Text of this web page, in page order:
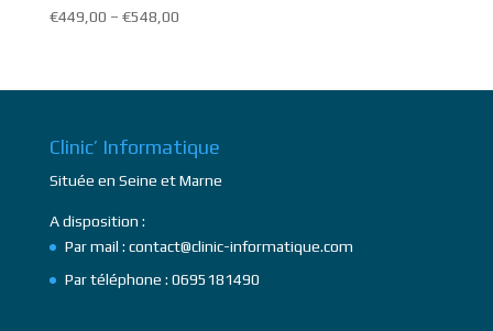
€449,00 – €548,00
Clinic’ Informatique
Située en Seine et Marne
A disposition :
Par mail : contact@clinic-informatique.com
Par téléphone : 0695181490